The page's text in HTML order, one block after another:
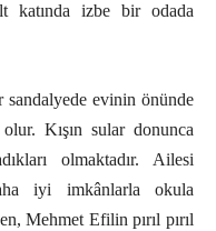
katında izbe bir odada
sandalyede evinin önünde
Kışın sular donunca
olmaktadır. Ailesi
iyi imkânlarla okula
Mehmet Efilin pırıl pırıl